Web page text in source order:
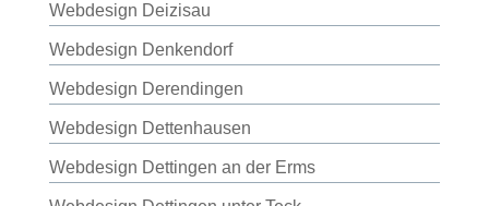
Webdesign Deizisau
Webdesign Denkendorf
Webdesign Derendingen
Webdesign Dettenhausen
Webdesign Dettingen an der Erms